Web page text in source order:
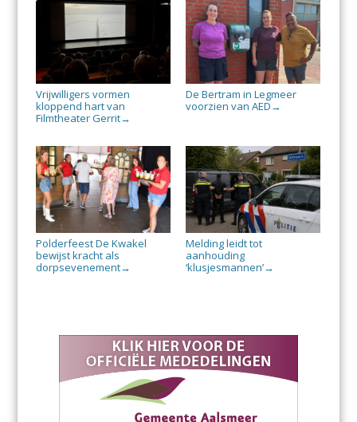
Vrijwilligers vormen
kloppend hart van
Filmtheater Gerrit→
De Bertram in Legmeer
voorzien van AED →
Polderfeest De Kwakel
bewijst kracht als
dorpsevenement→
Melding leidt tot
aanhouding
‘klusjesmannen’→